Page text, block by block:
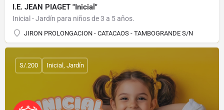
I.E. JEAN PIAGET "Inicial"
Inicial - Jardín para niños de 3 a 5 años.
JIRON PROLONGACION - CATACAOS - TAMBOGRANDE S/N
S/.200 Inicial, Jardín